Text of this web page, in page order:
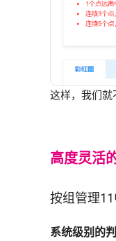
这样，我们就
高度灵活
按组管理
系统级别的